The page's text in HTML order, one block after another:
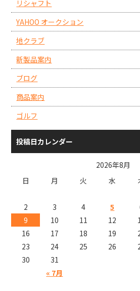
リシャフト
YAHOO オークション
地クラブ
新製品案内
ブログ
商品案内
ゴルフ
投稿日カレンダー
2026年8月
日
月 火 水
« 7月
2
3 4 5
9
10 11 12
16
17 18 19
23
24 25 26
30
31